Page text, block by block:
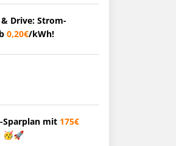
& Drive: Strom-
0,20€/kWh!
Sparplan mit 175€
🥳🚀